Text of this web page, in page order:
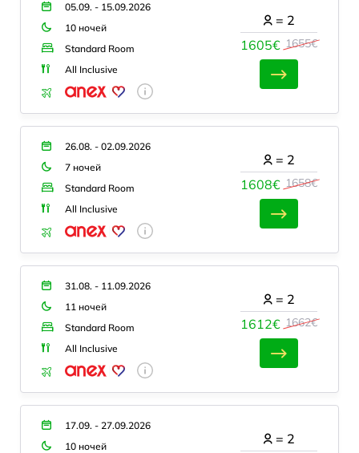
05.09. - 15.09.2026
10 ночей
Standard Room
All Inclusive
1605€ 1655€
= 2
26.08. - 02.09.2026
7 ночей
Standard Room
All Inclusive
1608€ 1658€
= 2
31.08. - 11.09.2026
11 ночей
Standard Room
All Inclusive
1612€ 1662€
= 2
17.09. - 27.09.2026
10 ночей
= 2